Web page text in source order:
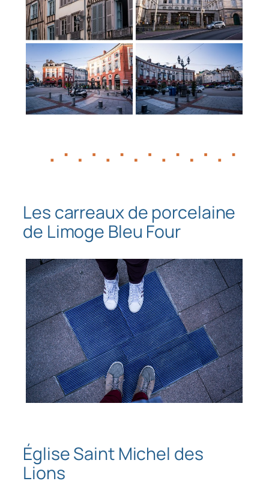
Les carreaux de porcelaine
de Limoge Bleu Four
Église Saint Michel des
Lions